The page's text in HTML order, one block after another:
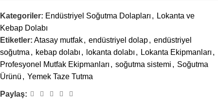
Kategoriler: Endüstriyel Soğutma Dolapları , Lokanta ve
Kebap Dolabı
Etiketler: Atasay mutfak, endüstriyel dolap, endüstriyel
soğutma , kebap dolabı , lokanta dolabı , Lokanta Ekipmanları ,
Profesyonel Mutfak Ekipmanları , soğutma sistemi , Soğutma
Ürünü , Yemek Taze Tutma
Paylaş: